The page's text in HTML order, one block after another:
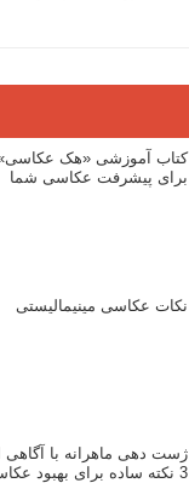
کتاب آموزشی «هک
برای پیشرفت عکاسی شما
نکات عکاسی مینیمالیستی
ژست دهی ماهرانه با
3 نکته ساده برای بهبود عکاسی پرتره